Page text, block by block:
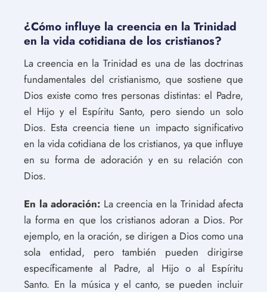
¿Cómo influye la creencia en la Trinidad
en la vida cotidiana de los cristianos?
La creencia en la Trinidad es una de las doctrinas
fundamentales del cristianismo, que sostiene que
Dios existe como tres personas distintas: el Padre,
el Hijo y el Espíritu Santo, pero siendo un solo
Dios. Esta creencia tiene un impacto significativo
en la vida cotidiana de los cristianos, ya que influye
en su forma de adoración y en su relación con
Dios.
En la adoración: La creencia en la Trinidad afecta
la forma en que los cristianos adoran a Dios. Por
ejemplo, en la oración, se dirigen a Dios como una
sola entidad, pero también pueden dirigirse
específicamente al Padre, al Hijo o al Espíritu
Santo. En la música y el canto, se pueden incluir